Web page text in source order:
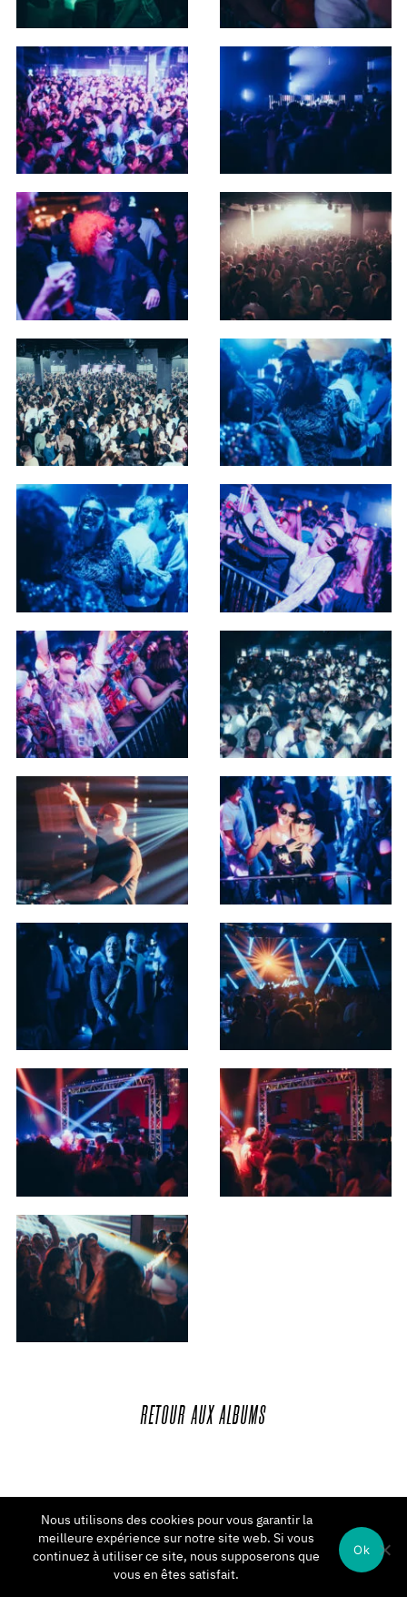
RETOUR AUXALBUMS
Nous utilisons des cookies pour vous garantir la
meilleure expérience sur notre site web. Si vous
continuez à utiliser ce site, nous supposerons que
vous en êtes satisfait.
Ok